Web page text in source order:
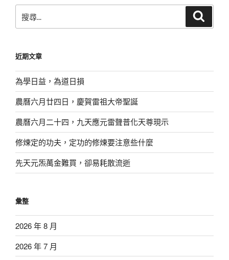
尋
字:
近期文章
為學日益，為道日損
農曆六月廿四日，慶賀雷祖大帝聖誕
農曆六月二十四，九天應元雷聲普化天尊現示
修煉定的功夫，定功的修煉要注意些什麼
先天元炁萬金難買，卻易耗散流逝
彙整
2026 年 8 月
2026 年 7 月